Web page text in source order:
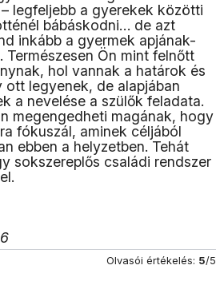
legfeljebb a gyerekek közötti
bábáskodni… de azt
inkább a gyermek apjának-
Természesen Ön mint felnőtt
hol vannak a határok és
ott legyenek, de alapjában
a nevelése a szülők feladata.
megengedheti magának, hogy
fókuszál, aminek céljából
ebben a helyzetben. Tehát
sokszereplős családi rendszer
Olvasói értékelés: 5/5